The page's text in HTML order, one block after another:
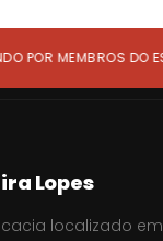
POR MEMBROS DO
Lopes
localizado